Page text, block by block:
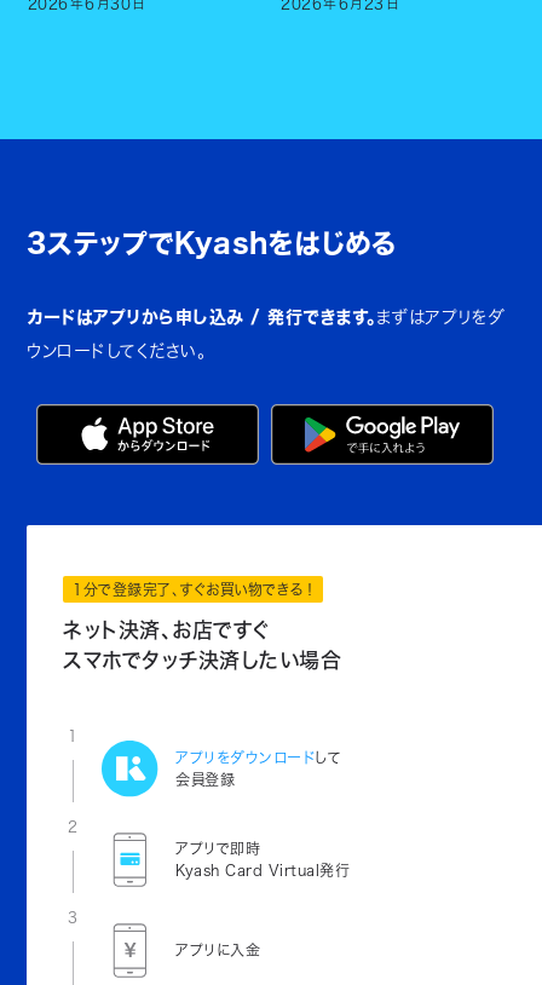
2026年6 月 30 日 2026年6 月 23 日
3ステップでKyashをはじめる
カードはアプリから申し込み / 発行できます。 まずはアプリをダ
ウンロードしてください。
1分で登録完了、すぐお買い物できる！
ネット決済、お店ですぐ
スマホでタッチ決済したい場合
1
アプリをダウンロードして
会員登録
2
アプリで即時
Kyash Card Virtual発行
3
アプリに入金